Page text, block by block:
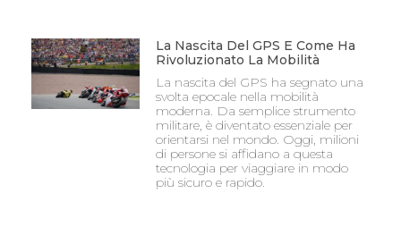
La Nascita Del GPS E Come Ha
Rivoluzionato La Mobilità
La nascita del GPS ha segnato una
svolta epocale nella mobilità
moderna. Da semplice strumento
militare, è diventato essenziale per
orientarsi nel mondo. Oggi, milioni
di persone si affidano a questa
tecnologia per viaggiare in modo
più sicuro e rapido.